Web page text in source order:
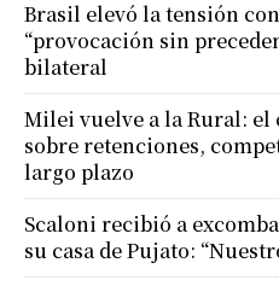
Brasil elevó la tensión
“provocación sin
bilateral
Milei vuelve a la Rural: el
sobre retenciones,
largo plazo
Scaloni recibió a
su casa de Pujato: